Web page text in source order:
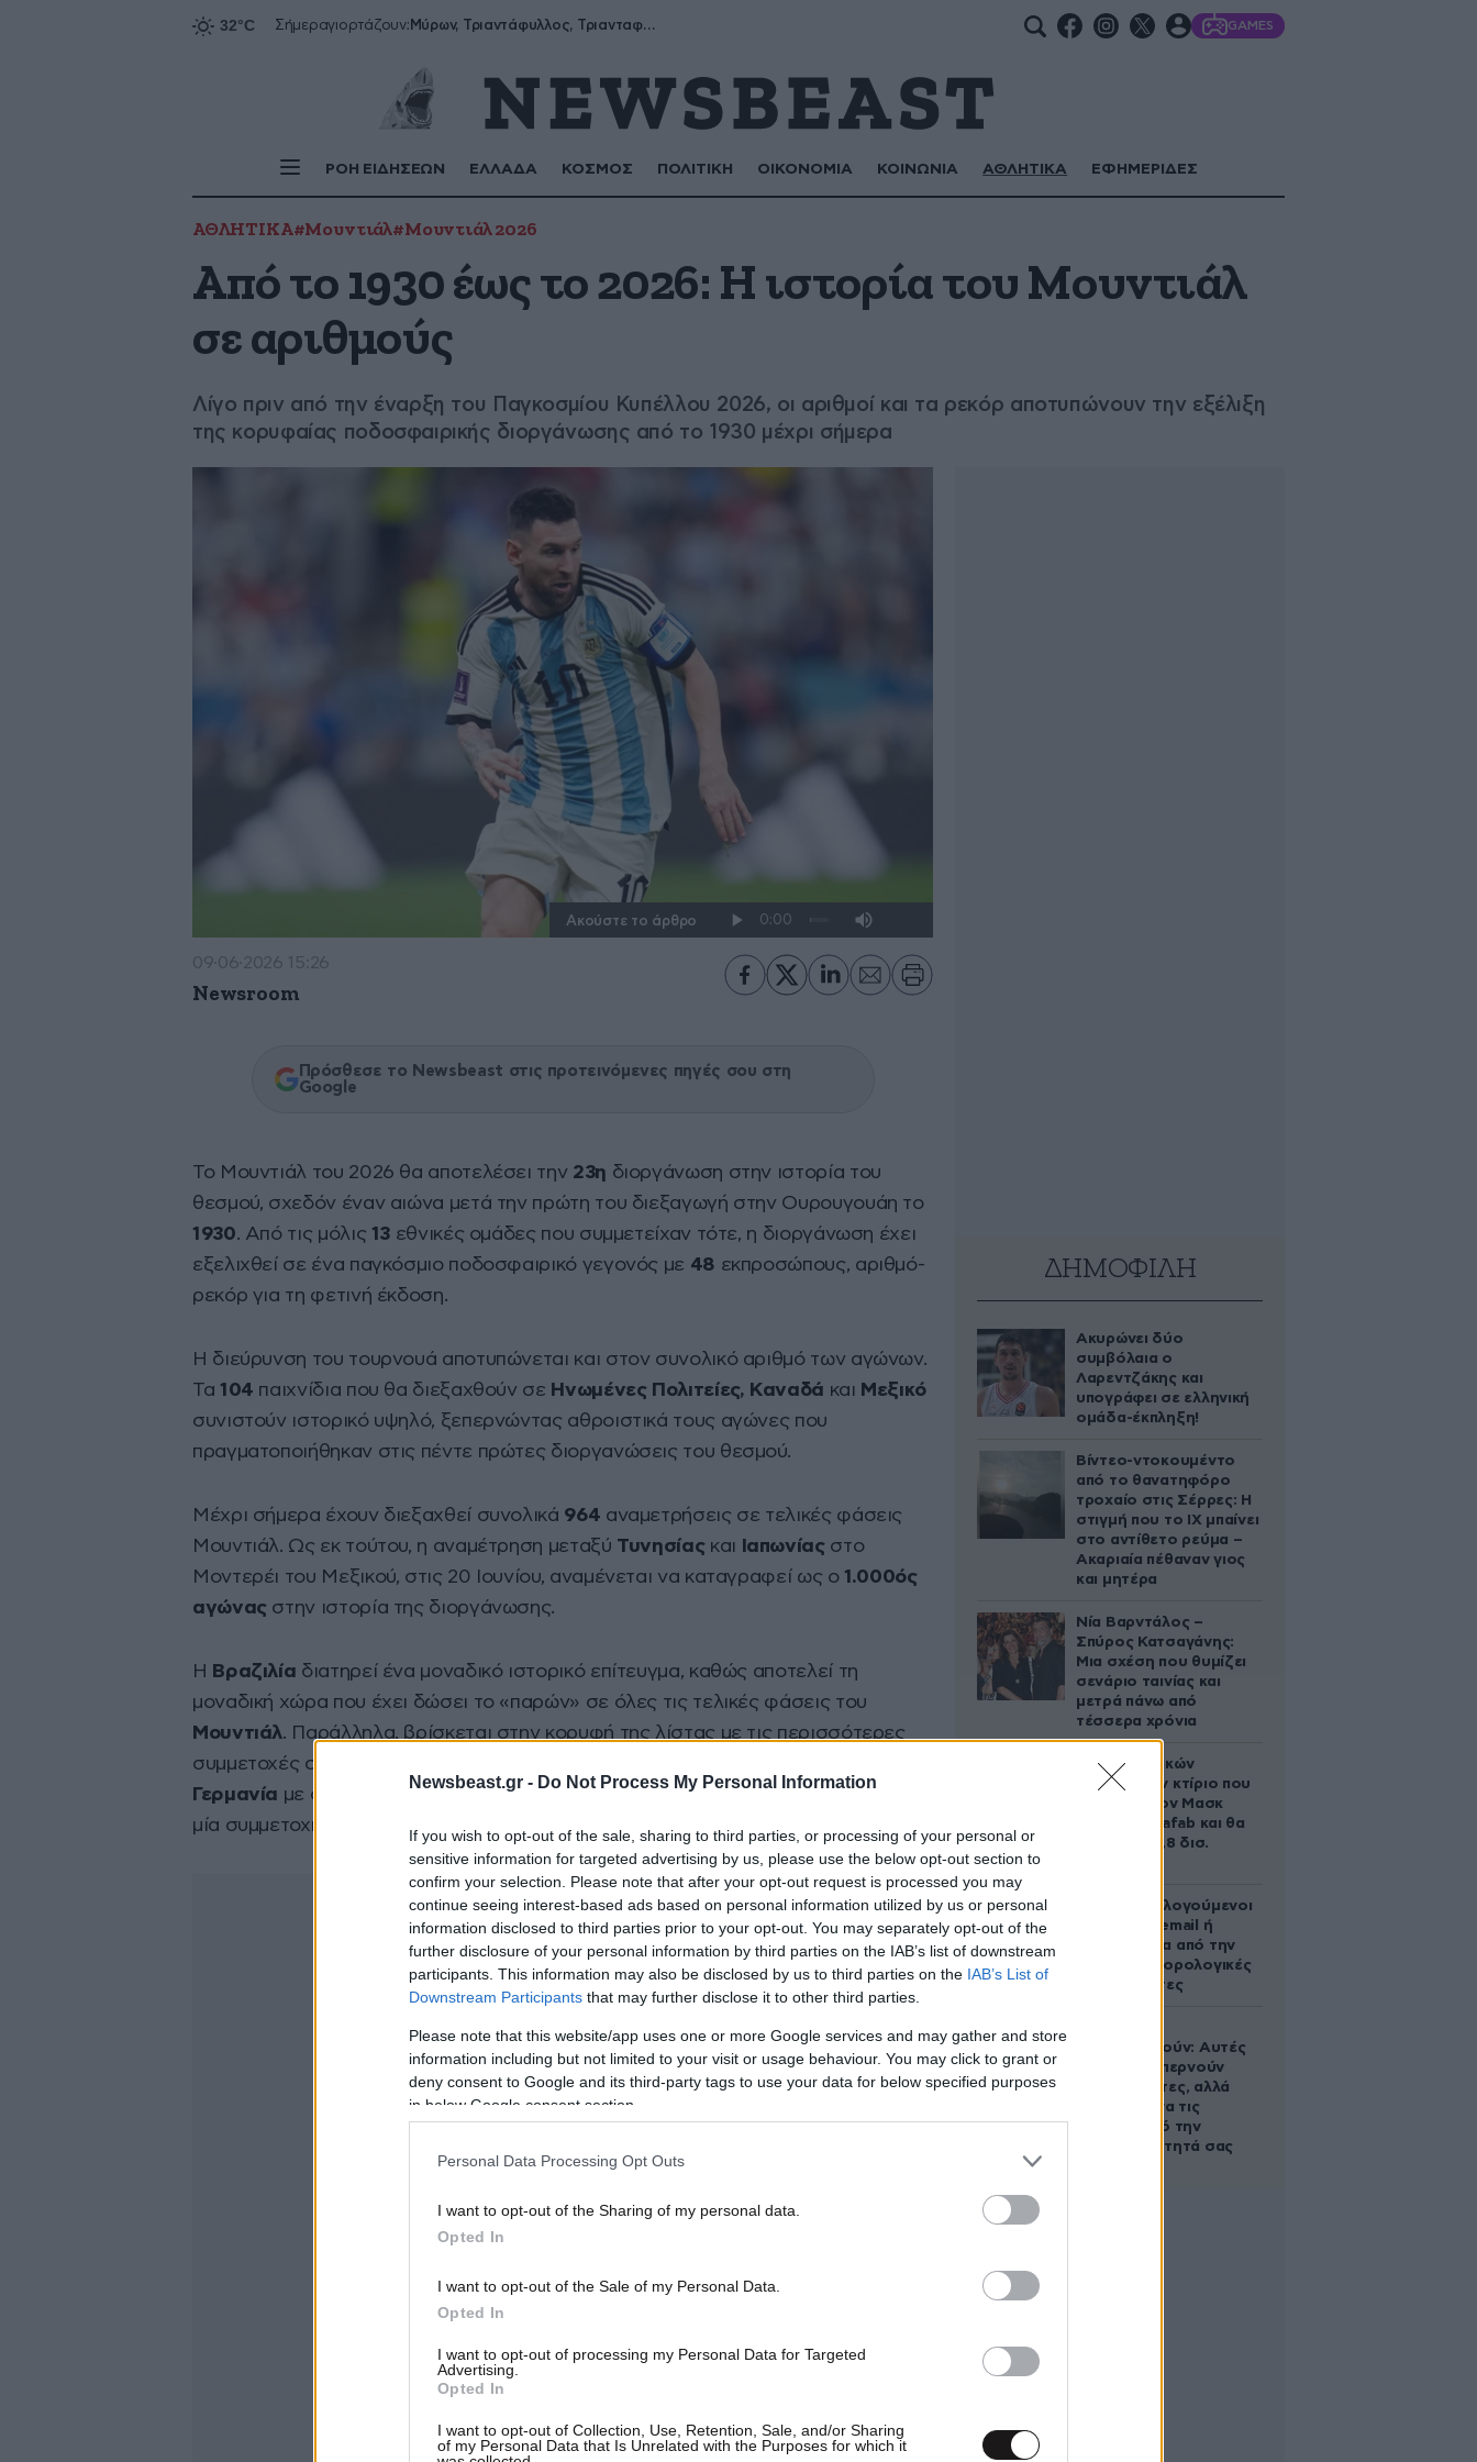
Newsbeast.gr - Do Not Process My Personal Information
If you wish to opt-out of the sale, sharing to third parties, or processing of your personal or
sensitive information for targeted advertising by us, please use the below opt-out section to
confirm your selection. Please note that after your opt-out request is processed you may
continue seeing interest-based ads based on personal information utilized by us or personal
information disclosed to third parties prior to your opt-out. You may separately opt-out of the
further disclosure of your personal information by third parties on the IAB’s list of downstream
participants. This information may also be disclosed by us to third parties on the IAB’s List of
Downstream Participants that may further disclose it to other third parties.
Please note that this website/app uses one or more Google services and may gather and store
information including but not limited to your visit or usage behaviour. You may click to grant or
deny consent to Google and its third-party tags to use your data for below specified purposes
in below Google consent section.
Personal Data Processing Opt Outs
I want to opt-out of the Sharing of my personal data.
Opted In
I want to opt-out of the Sale of my Personal Data.
Opted In
I want to opt-out of processing my Personal Data for Targeted
Advertising.
Opted In
I want to opt-out of Collection, Use, Retention, Sale, and/or Sharing
of my Personal Data that Is Unrelated with the Purposes for which it
Σήμεραγιορτάζουν: Μύρων, Τριαντάφυλλος, Τριανταφυλλιά, Φυλλιώ, Ρόζα GAMES
ΡΟΗ ΕΙΔΗΣΕΩΝ ΕΛΛΑΔΑ ΚΟΣΜΟΣ ΠΟΛΙΤΙΚΗ ΟΙΚΟΝΟΜΙΑ ΚΟΙΝΩΝΙΑ ΑΘΛΗΤΙΚΑ ΕΦΗΜΕΡΙΔΕΣ
ΑΘΛΗΤΙΚΑ#Μουντιάλ#Μουντιάλ 2026
Από το 1930 έως το 2026: Η ιστορία του Μουντιάλ
σε αριθμούς
Λίγο πριν από την έναρξη του Παγκοσμίου Κυπέλλου 2026, οι αριθμοί και τα ρεκόρ αποτυπώνουν την εξέλιξη
της κορυφαίας ποδοσφαιρικής διοργάνωσης από το 1930 μέχρι σήμερα
Ακούστε το άρθρο
09·06·2026 15:26
Newsroom
Πρόσθεσε το Newsbeast στις προτεινόμενες πηγές σου στη
Google
Το Μουντιάλ του 2026 θα αποτελέσει την 23η διοργάνωση στην ιστορία του
θεσμού, σχεδόν έναν αιώνα μετά την πρώτη του διεξαγωγή στην Ουρουγουάη το
1930. Από τις μόλις 13 εθνικές ομάδες που συμμετείχαν τότε, η διοργάνωση έχει
εξελιχθεί σε ένα παγκόσμιο ποδοσφαιρικό γεγονός με 48 εκπροσώπους, αριθμό-
ρεκόρ για τη φετινή έκδοση.
Η διεύρυνση του τουρνουά αποτυπώνεται και στον συνολικό αριθμό των αγώνων.
Τα 104 παιχνίδια που θα διεξαχθούν σε Ηνωμένες Πολιτείες, Καναδά και Μεξικό
συνιστούν ιστορικό υψηλό, ξεπερνώντας αθροιστικά τους αγώνες που
πραγματοποιήθηκαν στις πέντε πρώτες διοργανώσεις του θεσμού.
Μέχρι σήμερα έχουν διεξαχθεί συνολικά 964 αναμετρήσεις σε τελικές φάσεις
Μουντιάλ. Ως εκ τούτου, η αναμέτρηση μεταξύ Τυνησίας και Ιαπωνίας στο
Μοντερέι του Μεξικού, στις 20 Ιουνίου, αναμένεται να καταγραφεί ως ο1.000ός
αγώνας στην ιστορία της διοργάνωσης.
Η Βραζιλία διατηρεί ένα μοναδικό ιστορικό επίτευγμα, καθώς αποτελεί τη
μοναδική χώρα που έχει δώσει το «παρών» σε όλες τις τελικές φάσεις του
Μουντιάλ. Παράλληλα, βρίσκεται στην κορυφή της λίστας με τις περισσότερες
συμμετοχές σε αγώνες (114), αφήνοντας πίσω της τη
Γερμανία με συνολικά 112. Στον αντίποδα, η Ινδονησία, έχουν καταγράψει μόλις
μία συμμετοχή σε αγώνα Μουντιάλ, το
1938 απέναντι στην Ουγγαρία
ΔΗΜΟΦΙΛΗ
Ακυρώνει δύο
συμβόλαια ο
Λαρεντζάκης και
υπογράφει σε ελληνική
ομάδα-έκπληξη!
Βίντεο-ντοκουμέντο
από το θανατηφόρο
τροχαίο στις Σέρρες: Η
στιγμή που το ΙΧ μπαίνει
στο αντίθετο ρεύμα –
Ακαριαία πέθαναν γιος
και μητέρα
Νία Βαρντάλος –
Σπύρος Κατσαγάνης:
Μια σχέση που θυμίζει
σενάριο ταινίας και
μετρά πάνω από
τέσσερα χρόνια
Το φαραωνικών
διαστάσεων κτίριο που
χτίζει ο Έλον Μασκ
λέγεται Terafab και θα
κοστίσει 16,8 δισ.
Ποιοι φορολογούμενοι
θα λάβουν email ή
τηλεφώνημα από την
ΑΑΔΕ για φορολογικές
εκκρεμότητες
προειδοποιούν: Αυτές
οι τροφές, περνούν
απαρατήρητες, αλλά
καλό είναι να τις
βγάλετε από την
καθημερινότητά σας